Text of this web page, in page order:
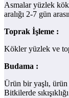
Asmalar yüzlek
aralığı 2-7 gün
Toprak İşleme :
Kökler yüzlek ve
Budama :
Ürün bir yaşlı, ürün
Bitkilerde